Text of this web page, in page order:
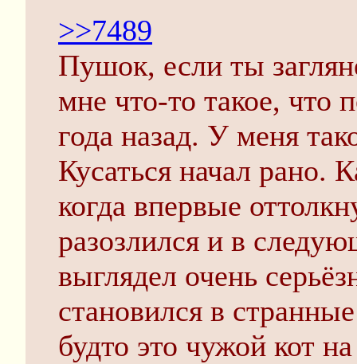
>>7489
Пушок, если ты
мне что-то такое, что
года назад. У меня
Кусаться начал рано.
когда впервые
разозлился и в
выглядел очень
становился в
будто это чужой кот